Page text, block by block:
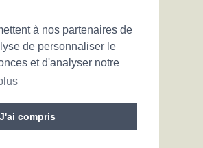
à nos partenaires de
de personnaliser le
et d'analyser notre
J'ai compris